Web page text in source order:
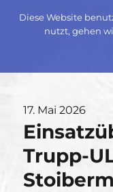
Veröffentlicht
am
17. Mai 2026
Trupp-
Diese Website
nutzt, gehen